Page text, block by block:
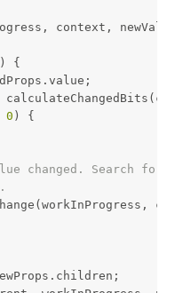
context,
) {
0 ) {
changed. Search for